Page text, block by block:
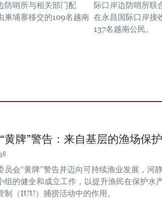
防哨所与相关部门配
柬埔寨移交的109名越南
际口岸边防哨所联
在永昌国际口岸接
137名越南公民。
牌”警告：来自基层的渔场保
员会“黄牌”警告并迈向可持续渔业发展，河
组的健全和成立工作，以提升渔民在保护水
制（IUU）捕捞活动中的作用。